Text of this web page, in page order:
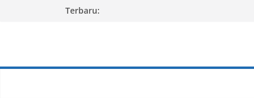
Terbaru: